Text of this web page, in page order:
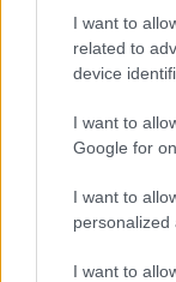
I want to
related to
device
I want to
Google for
I want to
personalized
I want to